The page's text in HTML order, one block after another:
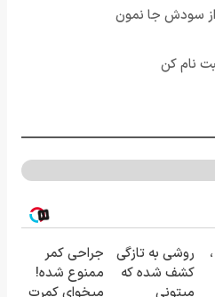
از سودش جا نمون
روشی به تازگی
کشف شده که
جراحی کمر
ممنوع شده!